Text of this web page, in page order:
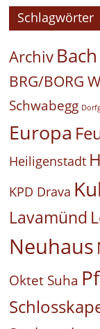
Schlagwörter
Archiv Bach
BRG/BORG
Schwabegg
Europa
Heiligenstadt
KPD Drava
Lavamünd
Neuhaus
Oktet Suha